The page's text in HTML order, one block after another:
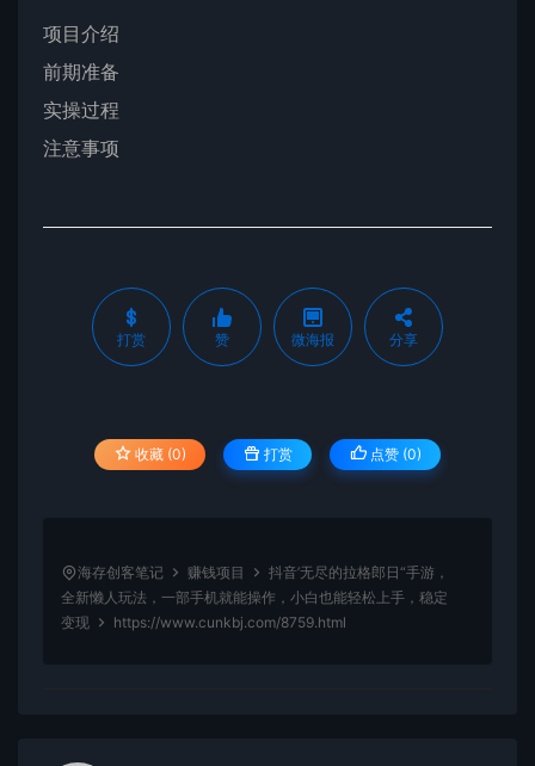
项目介绍
前期准备
实操过程
注意事项
打赏 赞 微海报 分享
收藏 (0) 打赏 点赞 (0)
海存创客笔记 赚钱项目
抖音’无尽的拉格郎日“手游，
全新懒人玩法，一部手机就能操作，小白也能轻松上手，稳定
变现
https://www.cunkbj.com/8759.html